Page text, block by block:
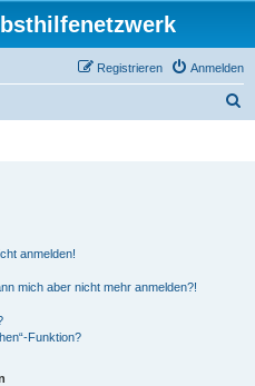
Anmelden
Registrieren
anmelden!
mich aber nicht mehr anmelden?!
Funktion?